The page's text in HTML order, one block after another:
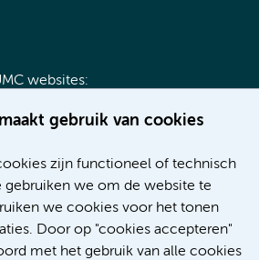
gebruik van cookies
zijn functioneel of technisch
gebruiken we om de website te
we cookies voor het tonen
Door op "cookies accepteren"
met het gebruik van alle cookies
websites:
UMC